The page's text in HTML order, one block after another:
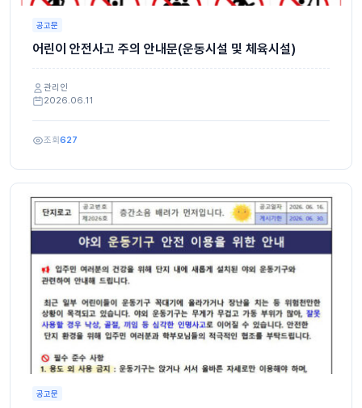
공고문
어린이 안전사고 주의 안내문(운동시설 및 체육시설)
관리인
2026.06.11
조회627
공고문